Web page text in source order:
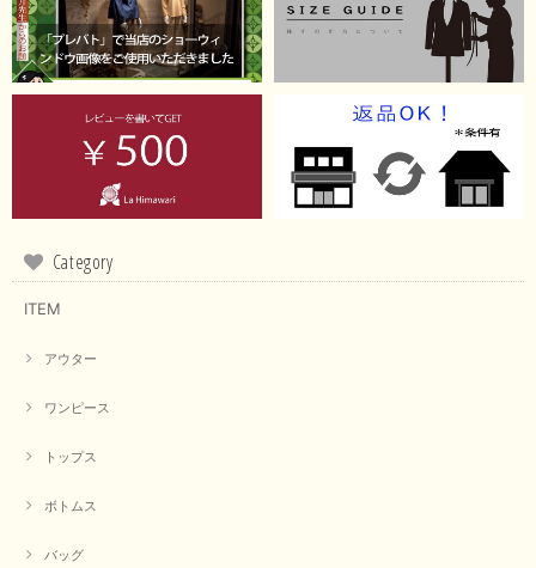
Category
ITEM
アウター
ワンピース
トップス
ボトムス
バッグ